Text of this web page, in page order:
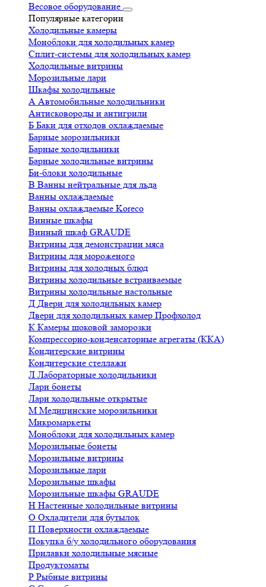
Весовое оборудование
Популярные категории
Холодильные камеры
Моноблоки для холодильных камер
Сплит-системы для холодильных камер
Холодильные витрины
Морозильные лари
Шкафы холодильные
А Автомобильные холодильники
Антисковороды и антигрили
Б Баки для отходов охлаждаемые
Барные морозильники
Барные холодильники
Барные холодильные витрины
Би-блоки холодильные
В Ванны нейтральные для льда
Ванны охлаждаемые
Ванны охлаждаемые Koreco
Винные шкафы
Винный шкаф GRAUDE
Витрины для демонстрации мяса
Витрины для мороженого
Витрины для холодных блюд
Витрины холодильные встраиваемые
Витрины холодильные настольные
Д Двери для холодильных камер
Двери для холодильных камер Профхолод
К Камеры шоковой заморозки
Компрессорно-конденсаторные агрегаты (ККА)
Кондитерские витрины
Кондитерские стеллажи
Л Лабораторные холодильники
Лари бонеты
Лари холодильные открытые
М Медицинские морозильники
Микромаркеты
Моноблоки для холодильных камер
Морозильные бонеты
Морозильные витрины
Морозильные лари
Морозильные шкафы
Морозильные шкафы GRAUDE
Н Настенные холодильные витрины
О Охладители для бутылок
П Поверхности охлаждаемые
Покупка б/у холодильного оборудования
Прилавки холодильные мясные
Продуктоматы
Р Рыбные витрины